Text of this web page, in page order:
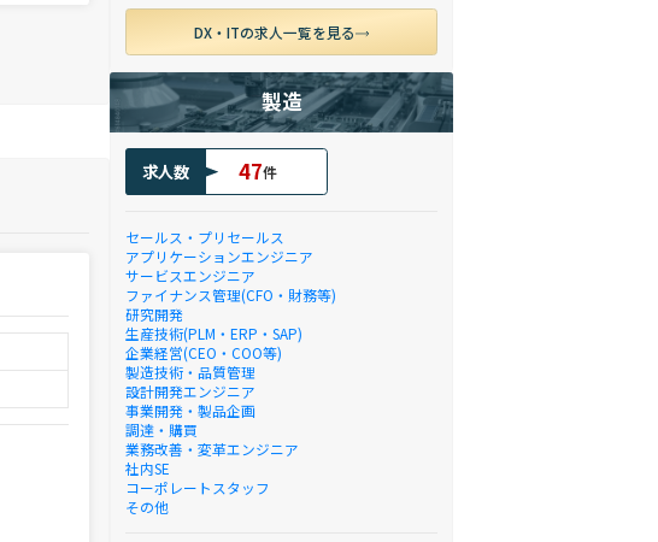
DX・ITの求人一覧を見る
製造
求人数 47件
セールス・プリセールス
アプリケーションエンジニア
サービスエンジニア
ファイナンス管理(CFO・財務等)
研究開発
生産技術(PLM・ERP・SAP)
企業経営(CEO・COO等)
製造技術・品質管理
設計開発エンジニア
事業開発・製品企画
調達・購買
業務改善・変革エンジニア
社内SE
コーポレートスタッフ
その他